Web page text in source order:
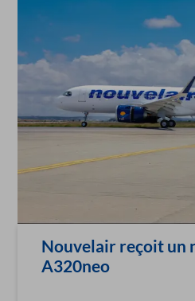
Nouvelair reçoit un
A320neo